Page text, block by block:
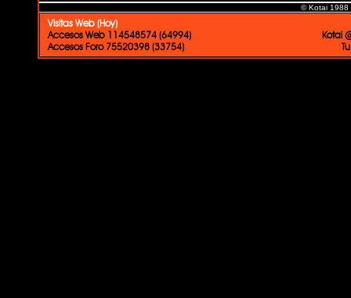
© Kotai 1988
Visitas Web (Hoy)
Accesos Web 114548574 (64994)
Accesos Foro 75520398 (33754)
Kotai